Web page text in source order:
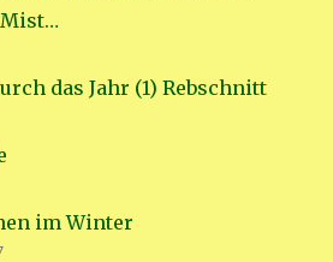
das Jahr (1) Rebschnitt
im Winter